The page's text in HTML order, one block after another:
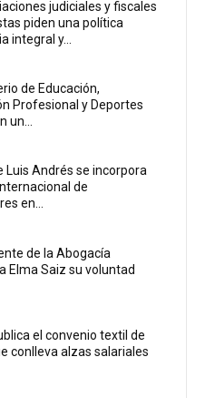
judiciales y fiscales
piden una política
integral y...
de Educación,
Profesional y Deportes
un...
Luis Andrés se incorpora
de
en...
de la Abogacía
Elma Saiz su voluntad
el convenio textil de
conlleva alzas salariales